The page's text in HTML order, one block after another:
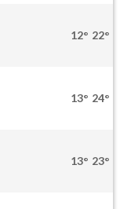
12° 22°
13° 24°
13° 23°